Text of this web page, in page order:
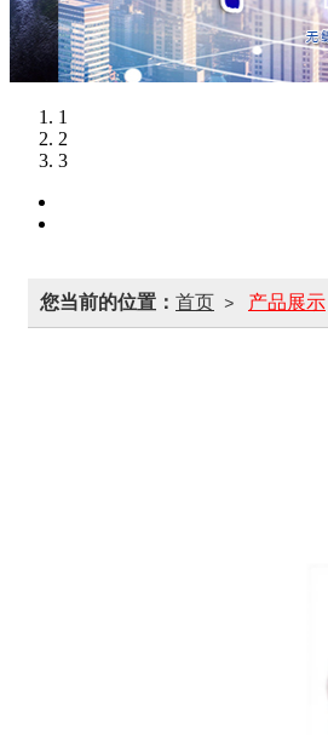
1
2
3
您当前的位置： 首页 > 产品展示